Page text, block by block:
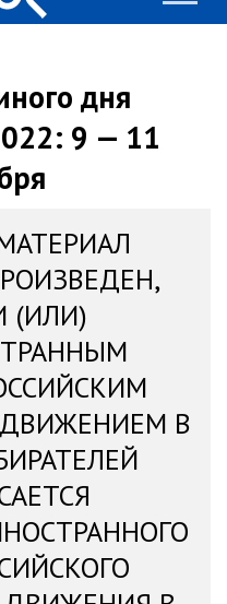
дня
9 — 11
(ИЛИ)
В